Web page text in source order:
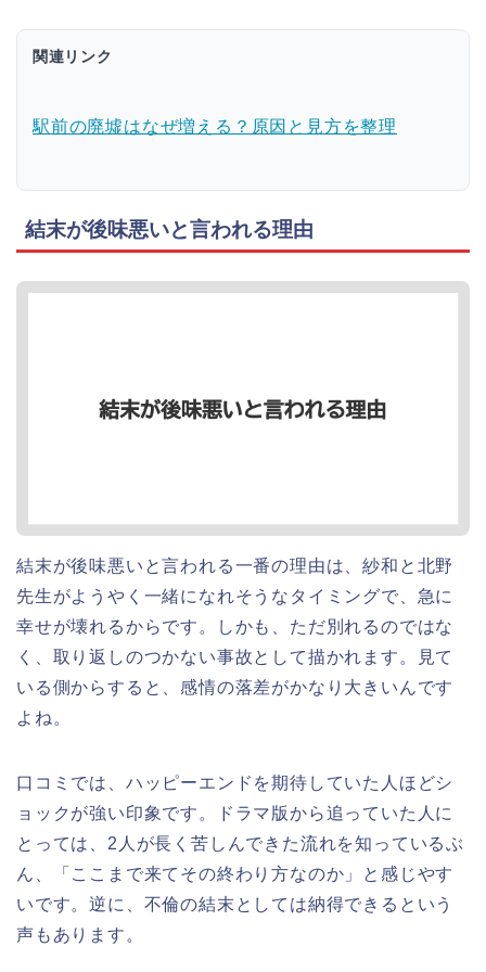
関連リンク
駅前の廃墟はなぜ増える？原因と見方を整理
結末が後味悪いと言われる理由
結末が後味悪いと言われる一番の理由は、紗和と北野
先生がようやく一緒になれそうなタイミングで、急に
幸せが壊れるからです。しかも、ただ別れるのではな
く、取り返しのつかない事故として描かれます。見て
いる側からすると、感情の落差がかなり大きいんです
よね。
口コミでは、ハッピーエンドを期待していた人ほどシ
ョックが強い印象です。ドラマ版から追っていた人に
とっては、2人が長く苦しんできた流れを知っているぶ
ん、「ここまで来てその終わり方なのか」と感じやす
いです。逆に、不倫の結末としては納得できるという
声もあります。